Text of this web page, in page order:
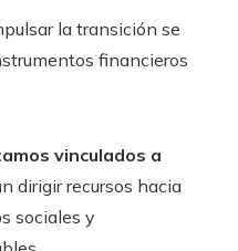
la transición se
financieros
vinculados a
dirigir recursos hacia
sociales y